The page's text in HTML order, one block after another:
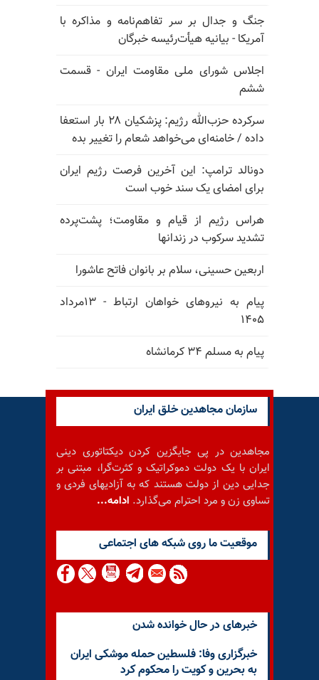
جنگ و جدال بر سر تفاهم‌نامه و مذاکره با
آمریکا - بیانیه هیأت‌رئیسه خبرگان
اجلاس شورای ملی مقاومت ایران - قسمت
ششم
سرکرده حزب‌الله رژیم: پزشکیان ۲۸ بار استعفا
داده / خامنه‌ای می‌خواهد شعام را تغییر بده
دونالد ترامپ: این آخرین فرصت رژیم ایران
برای امضای یک سند خوب است
هراس رژیم از قیام و مقاومت؛ پشت‌پرده
تشدید سرکوب در زندانها
اربعین حسینی، سلام بر بانوان فاتح عاشورا
پیام به نیروهای خواهان ارتباط - ۱۳مرداد
۱۴۰۵
پیام به مسلم ۳۴ کرمانشاه
سازمان مجاهدین خلق ایران
مجاهدین در پی جایگزین کردن دیکتاتوری دینی
ایران با یک دولت دموکراتیک و کثرت‌گرا، مبتنی بر
جدایی دین از دولت هستند که به آزادیهای فردی و
تساوی زن و مرد احترام می‌گذارد. ادامه...
موقعيت ما روى شبكه هاى اجتماعى
خبرهای در حال خوانده شدن
خبرگزاری وفا: فلسطین حمله موشکی ایران
به بحرین و کویت را محکوم کرد